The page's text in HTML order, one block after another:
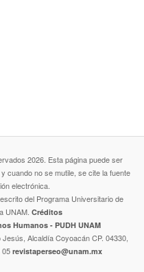
2026. Esta página puede ser
cuando no se mutile, se cite la fuente
electrónica.
del Programa Universitario de
UNAM. Créditos
Humanos - PUDH UNAM
Alcaldía Coyoacán CP. 04330,
05 revistaperseo@unam.mx